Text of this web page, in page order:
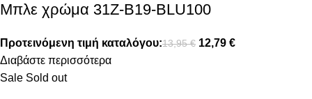
Μπλε χρώμα 31Z-B19-BLU100
Προτεινόμενη τιμή καταλόγου:13,95€ 12,79 €
Διαβάστε περισσότερα
Sale Sold out